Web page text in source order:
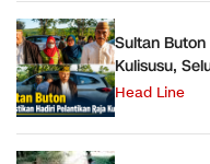
Sultan
Kulisusu,
Head Line